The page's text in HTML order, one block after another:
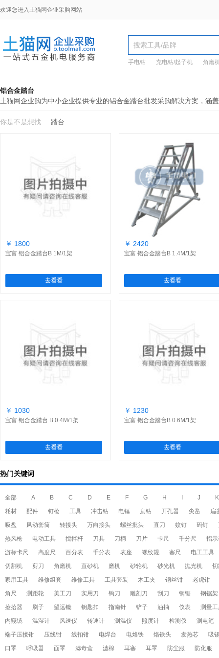
欢迎您进入土猫网企业采购网站
手电钻 充电钻/起子机 角磨
铝合金踏台
土猫网企业购为中小企业提供专业的铝合金踏台批发采购解决方案，涵
你是不是想找 踏台
￥ 1800
宝富 铝合金踏台B 1M/1架
去看看
￥ 2420
宝富 铝合金踏台B 1.4M/1架
去看看
￥ 1030
宝富 铝合金踏台 B 0.4M/1架
去看看
￥ 1230
宝富 铝合金踏台B 0.6M/1架
去看看
热门关键词
全部 A B C D E F G H J
K
耗材
配件 钉枪 工具 冲击钻 电锤 扁钻 开孔器 尖凿
扁
吸盘
风动套筒 转接头 万向接头 螺丝批头 直刀 蚊钉 码钉
热风枪
电动工具 搅拌杆 刀具 刀柄 刀片 卡尺 千分尺
指
游标卡尺
高度尺 百分表 千分表 表座 螺纹规 塞尺
电工工具
切割机
剪刀 角磨机 直砂机 磨机 砂轮机 砂光机 抛光机
家用工具
维修组套 维修工具 工具套装 木工夹 钢丝钳
老虎钳
角尺
测距轮 美工刀 实用刀 钩刀 雕刻刀 刮刀 钢锯
钢锯架
捡拾器
刷子 望远镜 钥匙扣 指南针 铲子 油抽 仪表
测量
内窥镜
温湿计 风速仪 转速计 测温仪 照度计 检测仪
测电笔
端子压接钳
压线钳 线扣钳 电焊台 电烙铁 烙铁头 发热芯
吸
口罩
呼吸器 面罩 滤毒盒 滤棉 耳塞 耳罩 防尘服
防化服